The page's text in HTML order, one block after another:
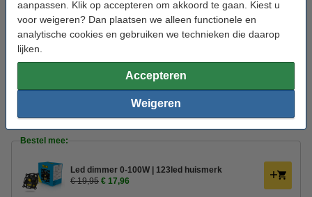
aanpassen. Klik op accepteren om akkoord te gaan. Kiest u
voor weigeren? Dan plaatsen we alleen functionele en
analytische cookies en gebruiken we technieken die daarop
lijken.
Accepteren
Weigeren
Branduren: 20.000 uur
Aan/uitschakelingen: 15.000
Energielabel:
Handleiding
uw oude apparaat
Bestel mee:
Led dimmer 0-100W | 123led huismerk
€ 19,95 € 17,96